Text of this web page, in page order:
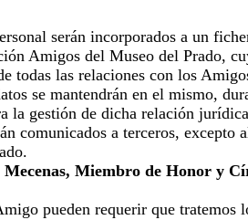
serán incorporados a un
Amigos del Museo del Prado,
todas las relaciones con los
se mantendrán en el mismo,
la gestión de dicha relación
comunicados a terceros, excepto
Miembro de Honor y
pueden requerir que tratemos